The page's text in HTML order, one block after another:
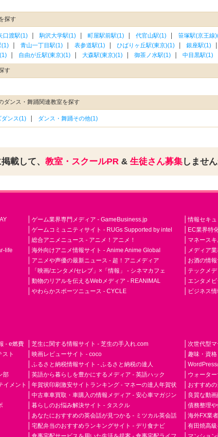
探す
口渡駅(1) 駒沢大学駅(1) 町屋駅前駅(1) 代官山駅(1) 笹塚駅(京王線
(1) 青山一丁目駅(1) 表参道駅(1) ひばりヶ丘駅(東京)(1) 銀座駅(1)
自由が丘駅(東京)(1) 大森駅(東京)(1) 御茶ノ水駅(1) 中目黒駅(1)
す
ダンス・舞踊関連教室を探す
ダンス(1) ダンス・舞踊その他(1)
載して、 教室・スクールPR& 生徒さん募集しませ
life
ゲーム業界専門メディア - GameBusiness.jp
ゲームコミュニティサイト - RUGs Supported by intel
総合アニメニュース - アニメ！アニメ！
海外向けアニメ情報サイト - Anime Anime Global
アニメや声優の最新ニュース - 超！アニメディア
「映画/エンタメ/セレブ」×「情報」 - シネマカフェ
動物のリアルを伝えるWebメディア - REANIMAL
やわらかスポーツニュース - CYCLE
情報セキ
EC業界特
マネース
メディア
お酒の情
テックメ
エンタメ
ビジネス
- e燃費
スト
部
イメント
芝生に関する情報サイト - 芝生の手入れ.com
映画レビューサイト - coco
ふるさと納税情報サイト - ふるさと納税の達人
英語から暮らしを豊かにするメディア - 英語ハック
年賀状印刷激安サイトランキング - マネーの達人年賀状
中古車車買取・車購入の情報メディア - 安心車マガジン
暮らしのお悩み解決サイト - タスクル
あなたにおすすめの英会話が見つかる - ミツカル英会話
宅配弁当のおすすめランキングサイト - デリ食ナビ
次世代型
趣味・資
ウォータ
おすすめ
良質な動
債務整理
海外FX業
有田焼高